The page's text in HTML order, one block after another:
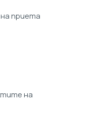
приета
на